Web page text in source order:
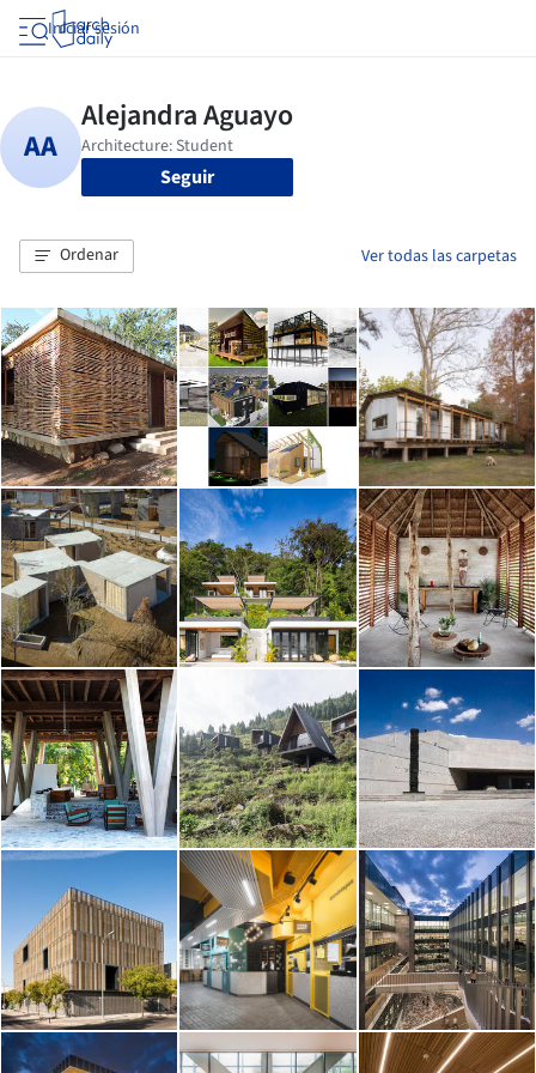
Iniciar sesión
Seguir
Ordenar Ver todas las carpetas